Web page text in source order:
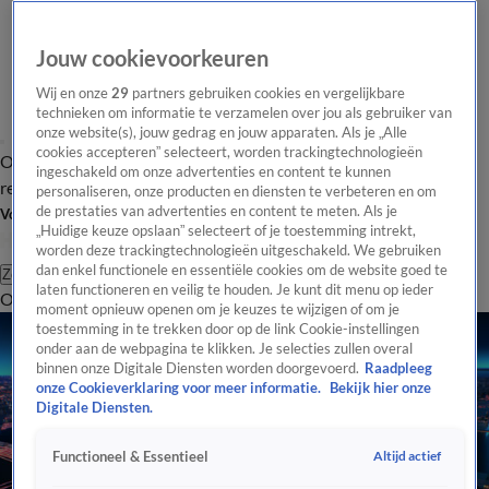
Overzicht Laatste nieuws Regionieuws Het beste van Hart
Tip de
redactie
Volg Hart van Nederland
Zoeken
OverzichtRegioUitzendingenWeerTip de redactiePanelVideo's
Jouw cookievoorkeuren
Wij en onze29 partners gebruiken cookies en vergelijkbare
technieken om informatie te verzamelen over jou als gebruiker van
onze website(s), jouw gedrag en jouw apparaten. Als je „Alle
cookies accepteren” selecteert, worden trackingtechnologieën
ingeschakeld om onze advertenties en content te kunnen
personaliseren, onze producten en diensten te verbeteren en om
de prestaties van advertenties en content te meten. Als je
„Huidige keuze opslaan” selecteert of je toestemming intrekt,
worden deze trackingtechnologieën uitgeschakeld. We gebruiken
dan enkel functionele en essentiële cookies om de website goed te
laten functioneren en veilig te houden. Je kunt dit menu op ieder
moment opnieuw openen om je keuzes te wijzigen of om je
toestemming in te trekken door op de link Cookie-instellingen
onder aan de webpagina te klikken. Je selecties zullen overal
binnen onze Digitale Diensten worden doorgevoerd. Raadpleeg
onze Cookieverklaring voor meer informatie.
Bekijk hier onze
Digitale Diensten.
Functioneel & Essentieel Altijd actief